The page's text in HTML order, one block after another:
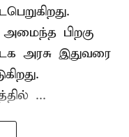
பிறகு
அரசு இதுவரை
...